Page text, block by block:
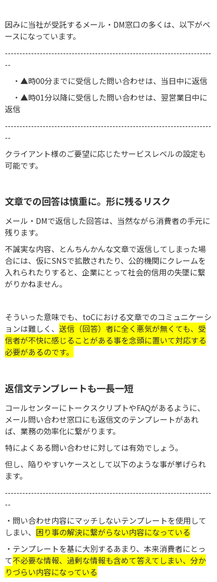
因みに当社が受託するメール・DM窓口の多くは、以下がベ
ースになっています。
-----------------------------------------------------------------------
--
・▲時00分までに受信した問い合わせは、当日中に返信
・▲時01分以降に受信した問い合わせは、翌営業日中に
返信
-----------------------------------------------------------------------
--
クライアント様のご要望に応じたサービスレベルの設定も
可能です。
文章での回答は慎重に。形に残るリスク
メール・DMで返信した回答は、当然ながら消費者の手元に
残ります。
不誠実な内容、とんちんかんな文章で返信してしまった場
合には、仮にSNSで拡散されたり、公的機関にクレームを
入れられたりすると、企業にとって社会的信用の失墜に繋
がりかねません。
そういった意味でも、 toCにおける文章でのコミュニケーシ
ョンは難しく、 送信（回答）者に全く悪気が無くても、受
信者が不快に感じることがある事を念頭に置いて対応する
必要があるのです。
返信文テンプレートも一長一短
コールセンターにトークスクリプトやFAQがあるように、
メール問い合わせ窓口にも返信文のテンプレートがあれ
ば、業務の効率化に繋がります。
特によくある問い合わせに対しては有効でしょう。
但し、陥りやすいケースとして以下のような事が挙げられ
ます。
-----------------------------------------------------------------------
--
・問い合わせ内容にマッチしないテンプレートを使用して
しまい、 困り事の解決に繋がらない内容になっている
・テンプレートを基に大別するあまり、本来消費者にとっ
て不必要な情報、過剰な情報も含めて答えてしまい、分か
りづらい内容になっている